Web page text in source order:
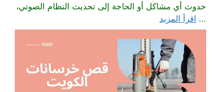
حدوث أي مشاكل أو الحاجة إلى تحديث النظام الصوتي،
... اقرأ المزيد